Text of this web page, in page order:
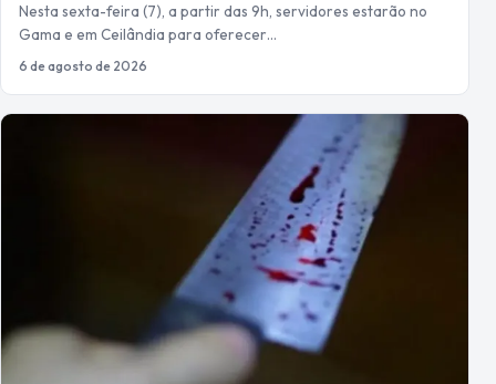
Nesta sexta-feira (7), a partir das 9h, servidores estarão no
Gama e em Ceilândia para oferecer…
6 de agosto de 2026